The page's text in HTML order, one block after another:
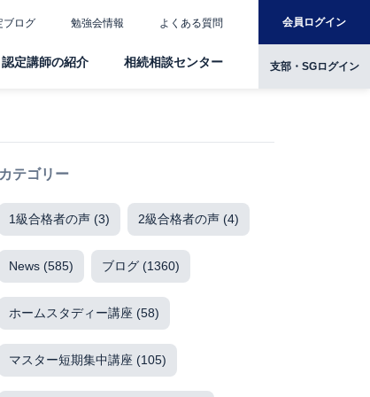
ブログ 勉強会情報 よくある質問 会員ログイン
認定講師の紹介 相続相談センター 支部・SGログイン
カテゴリー
1級合格者の声 (3) 2級合格者の声 (4)
News (585) ブログ (1360)
ホームスタディー講座 (58)
マスター短期集中講座 (105)